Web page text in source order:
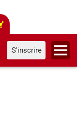
S'inscrire